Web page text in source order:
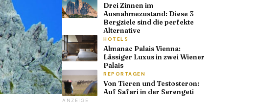
Drei Zinnen im
Ausnahmezustand: Diese 3
Bergziele sind die perfekte
Alternative
HOTELS
Almanac Palais Vienna:
Lässiger Luxus in zwei Wiener
Palais
REPORTAGEN
Von Tieren und Testosteron:
Auf Safari in der Serengeti
ANZEIGE